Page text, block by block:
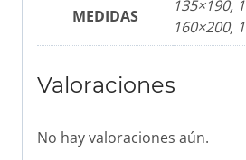
MEDIDAS
135×190,
160×200,
Valoraciones
No hay valoraciones aún.